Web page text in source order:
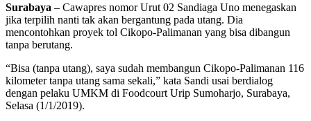
Surabaya – Cawapres nomor Urut 02 Sandiaga Uno menegaskan
jika terpilih nanti tak akan bergantung pada utang. Dia
mencontohkan proyek tol Cikopo-Palimanan yang bisa dibangun
tanpa berutang.
“Bisa (tanpa utang), saya sudah membangun Cikopo-Palimanan 116
kilometer tanpa utang sama sekali,” kata Sandi usai berdialog
dengan pelaku UMKM di Foodcourt Urip Sumoharjo, Surabaya,
Selasa (1/1/2019).